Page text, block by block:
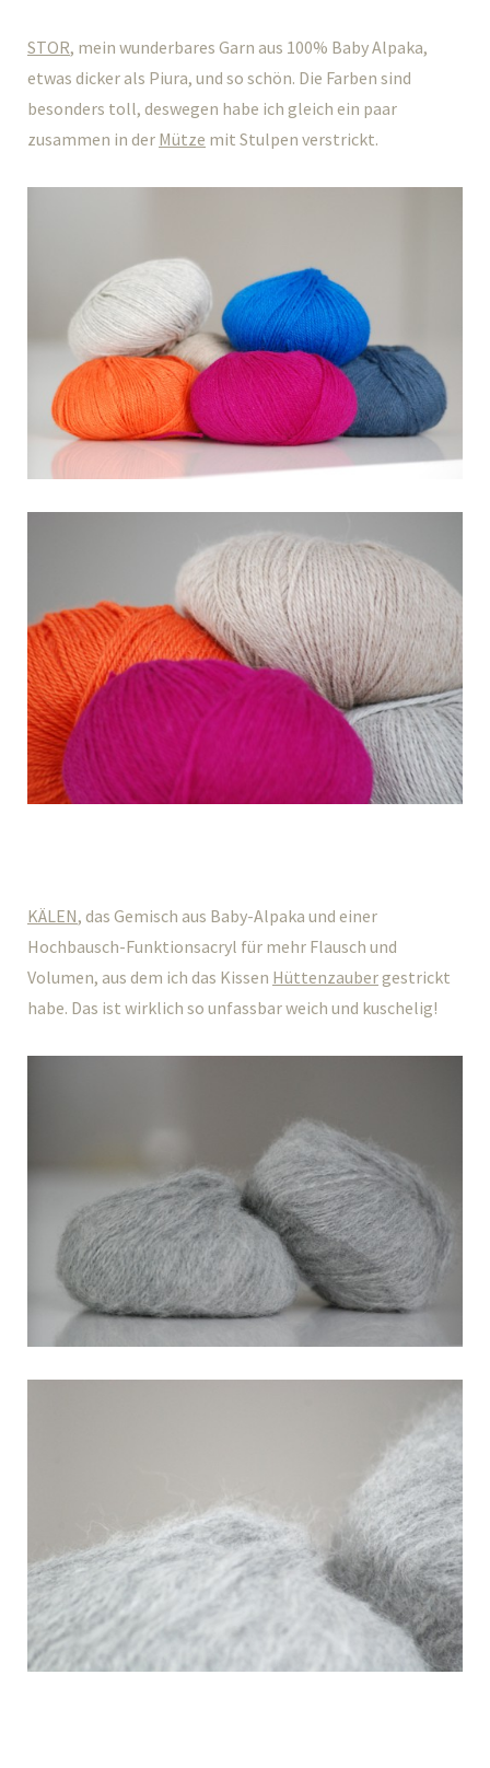
STOR, mein wunderbares Garn aus 100% Baby Alpaka,
etwas dicker als Piura, und so schön. Die Farben sind
besonders toll, deswegen habe ich gleich ein paar
zusammen in der Mütze mit Stulpen verstrickt.
KÄLEN, das Gemisch aus Baby-Alpaka und einer
Hochbausch-Funktionsacryl für mehr Flausch und
Volumen, aus dem ich das Kissen Hüttenzaubergestrickt
habe. Das ist wirklich so unfassbar weich und kuschelig!